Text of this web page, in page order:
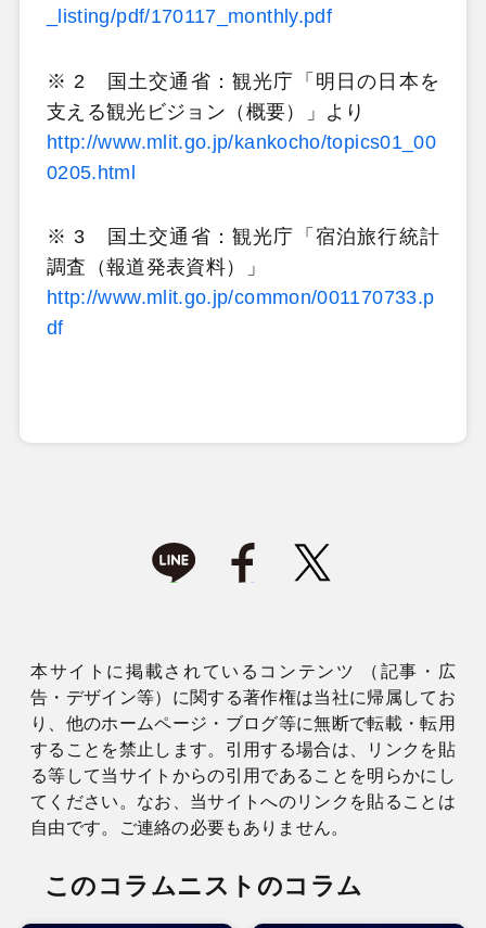
_listing/pdf/170117_monthly.pdf
※ 2 国土交通省：観光庁「明日の日本を
支える観光ビジョン（概要）」より
http://www.mlit.go.jp/kankocho/topics01_00
0205.html
※ 3 国土交通省：観光庁「宿泊旅行統計
調査（報道発表資料）」
http://www.mlit.go.jp/common/001170733.p
df
本サイトに掲載されているコンテンツ （記事・広
告・デザイン等）に関する著作権は当社に帰属してお
り、他のホームページ・ブログ等に無断で転載・転用
することを禁止します。引用する場合は、リンクを貼
る等して当サイトからの引用であることを明らかにし
てください。なお、当サイトへのリンクを貼ることは
自由です。ご連絡の必要もありません。
このコラムニストのコラム